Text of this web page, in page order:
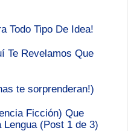
Todo Tipo De Idea!
Te Revelamos Que
te sorprenderan!)
Ficción) Que
Lengua (Post 1 de 3)